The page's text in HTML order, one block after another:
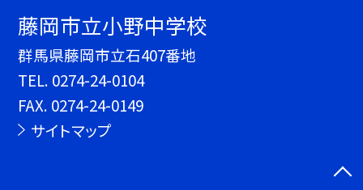
藤岡市立小野中学校
群馬県藤岡市立石407番地
TEL. 0274-24-0104
FAX. 0274-24-0149
サイトマップ